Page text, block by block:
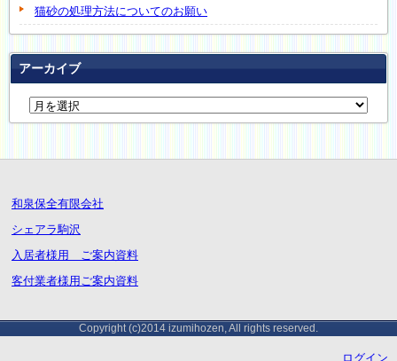
猫砂の処理方法についてのお願い
アーカイブ
和泉保全有限会社
シェアラ駒沢
入居者様用 ご案内資料
客付業者様用ご案内資料
Copyright (c)2014 izumihozen, All rights reserved.
ログイン